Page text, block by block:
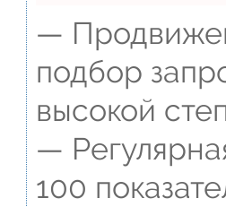
—
подбор
высокой
—
100